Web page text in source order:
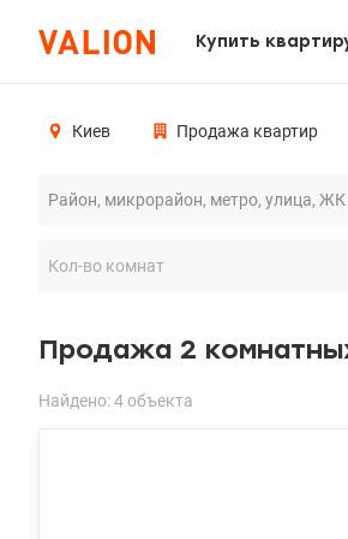
Купить
Киев Продажа квартир
Продажа 2
Найдено: 4 объекта